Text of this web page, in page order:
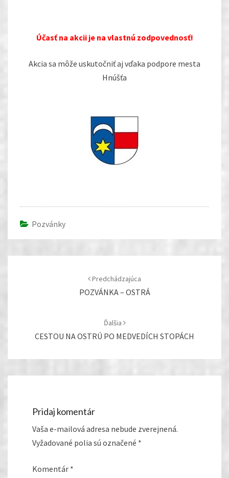
Účasť na akcii je na vlastnú zodpovednosť!
Akcia sa môže uskutočniť aj vďaka podpore mesta
Hnúšťa
Pozvánky
Predchádzajúca
POZVÁNKA – OSTRÁ
Ďalšia
CESTOU NA OSTRÚ PO MEDVEDÍCH STOPÁCH
Pridaj komentár
Vaša e-mailová adresa nebude zverejnená.
Vyžadované polia sú označené *
Komentár *